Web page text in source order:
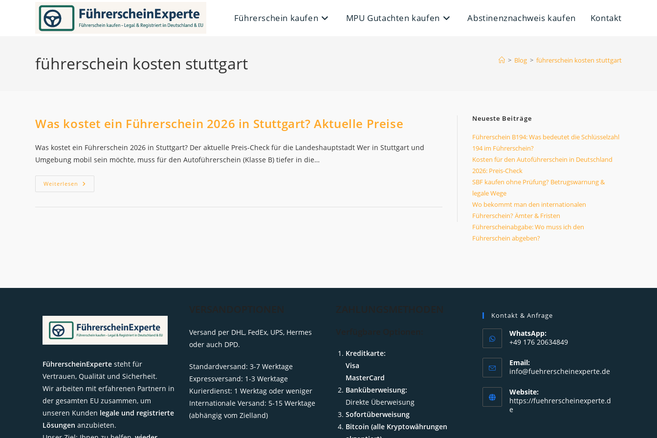
Führerschein kaufen MPU Gutachten kaufen Abstinenznachweis kaufen Kontakt
führerschein kosten stuttgart > Blog > führerschein kosten stuttgart
Was kostet ein Führerschein 2026 in Stuttgart? Aktuelle Preise
Was kostet ein Führerschein 2026 in Stuttgart? Der aktuelle Preis-Check für die Landeshauptstadt Wer in Stuttgart und
Umgebung mobil sein möchte, muss für den Autoführerschein (Klasse B) tiefer in die…
Weiterlesen Was
Kostet
Neueste Beiträge
Führerschein B194: Was bedeutet die Schlüsselzahl
194 im Führerschein?
Kosten für den Autoführerschein in Deutschland
2026: Preis-Check
SBF kaufen ohne Prüfung? Betrugswarnung &
legale Wege
Wo bekommt man den internationalen
Führerschein? Ämter & Fristen
Führerscheinabgabe: Wo muss ich den
Führerschein abgeben?
FührerscheinExperte steht für
Vertrauen, Qualität und Sicherheit.
Wir arbeiten mit erfahrenen Partnern in
der gesamten EU zusammen, um
unseren Kunden legale und registrierte
Lösungen anzubieten.
Versand per DHL, FedEx, UPS, Hermes
oder auch DPD.
Standardversand: 3-7 Werktage
Expressversand: 1-3 Werktage
Kurierdienst: 1 Werktag oder weniger
Internationale Versand: 5-15 Werktage
(abhängig vom Zielland)
Kreditkarte:
Visa
MasterCard
Banküberweisung:
Direkte Überweisung
Sofortüberweisung
Bitcoin (alle Kryptowährungen
Kontakt & Anfrage
WhatsApp:
+49 176 20634849
in
your
application
Email:
info@fuehrerscheinexperte.deOpens
application
Website:
https://fuehrerscheinexperte.d
e